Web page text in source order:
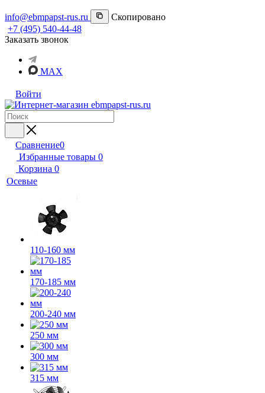
info@ebmpapst-rus.ru
Скопировано
+7 (495) 540-44-48
Заказать звонок
MAX
Войти
Сравнение0
Избранные товары 0
Корзина 0
Осевые
110-160 мм
170-185 мм
200-240 мм
250 мм
300 мм
315 мм